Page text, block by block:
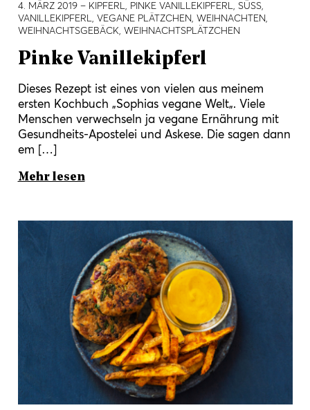
4. MÄRZ 2019– KIPFERL, PINKE VANILLEKIPFERL, SÜSS, V
ANILLEKIPFERL, VEGANE PLÄTZCHEN, WEIHNACHTEN, W
EIHNACHTSGEBÄCK, WEIHNACHTSPLÄTZCHEN
Pinke Vanillekipferl
Dieses Rezept ist eines von vielen aus meinem
ersten Kochbuch „Sophias vegane Welt„. Viele
Menschen verwechseln ja vegane Ernährung mit
Gesundheits-Apostelei und Askese. Die sagen dann
em […]
Mehr lesen